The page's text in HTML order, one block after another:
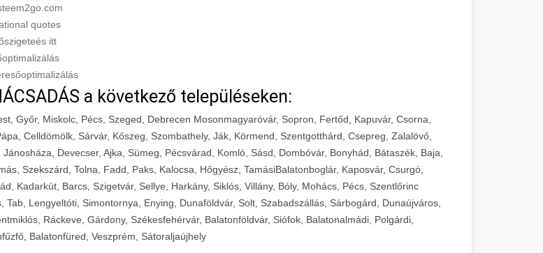
quotes
itt
a következő településeken:
Győr, Miskolc, Pécs, Szeged, Debrecen Mosonmagyaróvár, Sopron, Fertőd, Kapuvár, Csorna,
Celldömölk, Sárvár, Kőszeg, Szombathely, Ják, Körmend, Szentgotthárd, Csepreg, Zalalövő,
Jánosháza, Devecser, Ajka, Sümeg, Pécsvárad, Komló, Sásd, Dombóvár, Bonyhád, Bátaszék, Baja,
Szekszárd, Tolna, Fadd, Paks, Kalocsa, Hőgyész, TamásiBalatonboglár, Kaposvár, Csurgó,
Kadarkút, Barcs, Szigetvár, Sellye, Harkány, Siklós, Villány, Bóly, Mohács, Pécs, Szentlőrinc
Tab, Lengyeltóti, Simontornya, Enying, Dunaföldvár, Solt, Szabadszállás, Sárbogárd, Dunaújváros,
Ráckeve, Gárdony, Székesfehérvár, Balatonföldvár, Siófok, Balatonalmádi, Polgárdi,
Balatonfüred, Veszprém, Sátoraljaújhely